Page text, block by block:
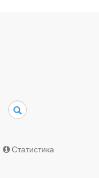
Поиск
Статистика